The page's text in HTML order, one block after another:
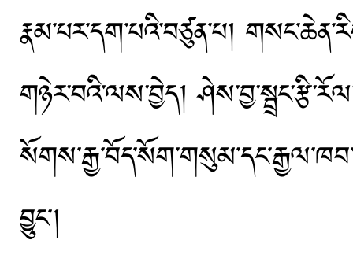
རྣམ་པར་དག་པའི་བཙུན་པ།
གཉེར་བའི་ལས་བྱེད།
བྱུང༌།